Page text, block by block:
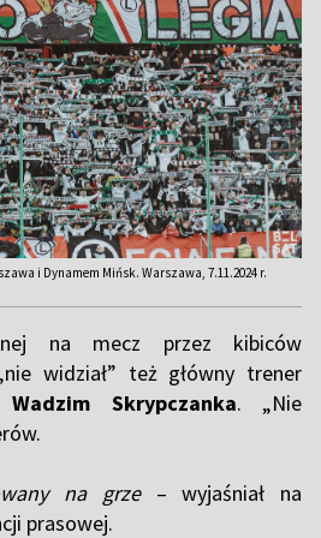
i Dynamem Mińsk. Warszawa, 7.11.2024 r.
na mecz przez kibiców
widział” też główny trener
Wadzim Skrypczanka. „Nie
na grze– wyjaśniał na
prasowej.